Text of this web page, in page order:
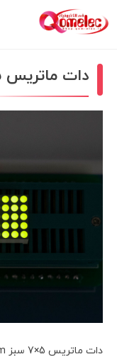
دات ماتریس 5×7 سبز 18x13mm
دات ماتریس 5×7 سبز 18x13mm